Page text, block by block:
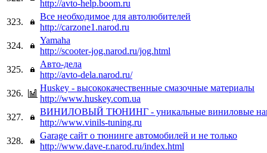
http://avto-help.boom.ru
323.
Все необходимое для автолюбителей
http://carzone1.narod.ru
324.
Yamaha
http://scooter-jog.narod.ru/jog.html
325.
Авто-дела
http://avto-dela.narod.ru/
326.
Huskey - высококачественные смазочные материалы
http://www.huskey.com.ua
327.
ВИНИЛОВЫЙ ТЮНИНГ - уникальные виниловые
http://www.vinils-tuning.ru
328.
Garage сайт о тюнинге автомобилей и не только
http://www.dave-r.narod.ru/index.html